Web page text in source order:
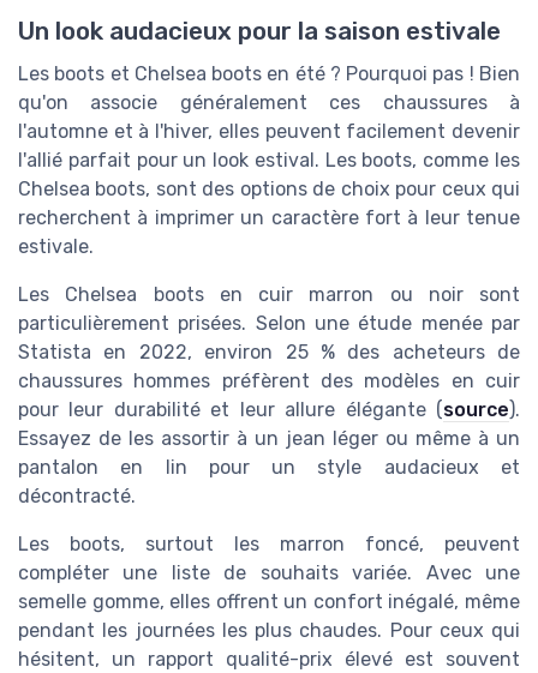
Un look audacieux pour la saison estivale
Les boots et Chelsea boots en été ? Pourquoi pas ! Bien
qu'on associe généralement ces chaussures à
l'automne et à l'hiver, elles peuvent facilement devenir
l'allié parfait pour un look estival. Les boots, comme les
Chelsea boots, sont des options de choix pour ceux qui
recherchent à imprimer un caractère fort à leur tenue
estivale.
Les Chelsea boots en cuir marron ou noir sont
particulièrement prisées. Selon une étude menée par
Statista en 2022, environ 25 % des acheteurs de
chaussures hommes préfèrent des modèles en cuir
pour leur durabilité et leur allure élégante (source).
Essayez de les assortir à un jean léger ou même à un
pantalon en lin pour un style audacieux et
décontracté.
Les boots, surtout les marron foncé, peuvent
compléter une liste de souhaits variée. Avec une
semelle gomme, elles offrent un confort inégalé, même
pendant les journées les plus chaudes. Pour ceux qui
hésitent, un rapport qualité-prix élevé est souvent